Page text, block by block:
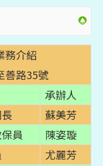
務介紹
善路35號
承辦人
蘇美芳
員
陳姿璇
尤麗芳